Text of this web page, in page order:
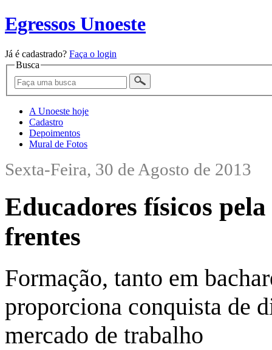
Egressos Unoeste
Já é cadastrado? Faça o login
Busca
A Unoeste hoje
Cadastro
Depoimentos
Mural de Fotos
Sexta-Feira, 30 de Agosto de 2013
Educadores físicos
frentes
Formação, tanto em
proporciona conquista de
mercado de trabalho